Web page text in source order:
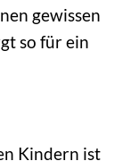
gewissen
so für ein
Kindern ist